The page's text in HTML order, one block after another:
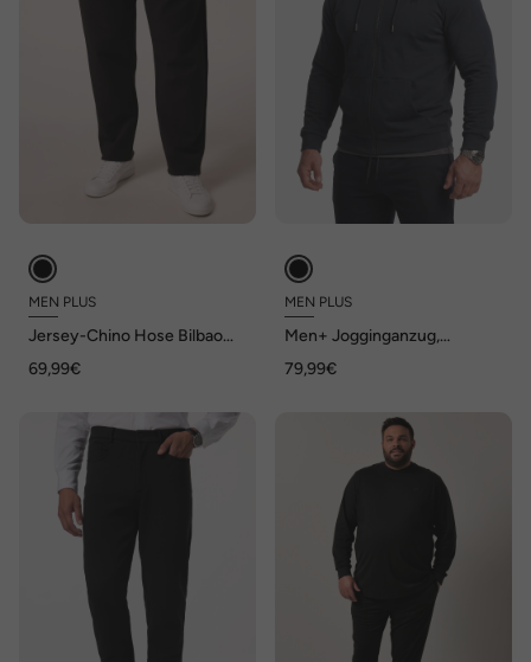
MEN PLUS
Jersey-Chino Hose Bilbao
bis 8 XL
69,99€
MEN PLUS
Men+ Jogginganzug,
8 XL
79,99€